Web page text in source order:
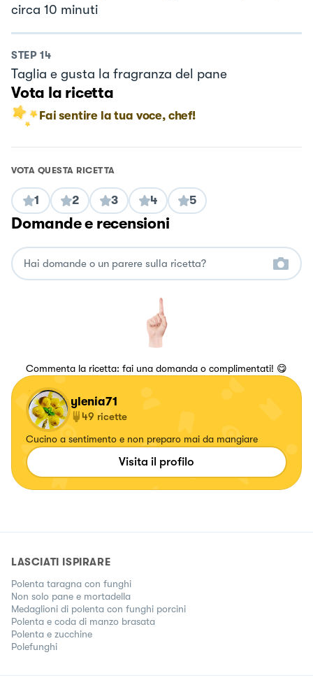
circa 10 minuti
STEP 14
Taglia e gusta la fragranza del pane
Vota la ricetta
Fai sentire la tua voce, chef!
VOTA QUESTA RICETTA
1 2 3 4 5
Domande e recensioni
Commenta la ricetta: fai una domanda o complimentati! 😋
ylenia71
49 ricette
Cucino a sentimento e non preparo mai da mangiare
Visita il profilo
LASCIATI ISPIRARE
Polenta taragna con funghi
Non solo pane e mortadella
Medaglioni di polenta con funghi porcini
Polenta e coda di manzo brasata
Polenta e zucchine
Polefunghi